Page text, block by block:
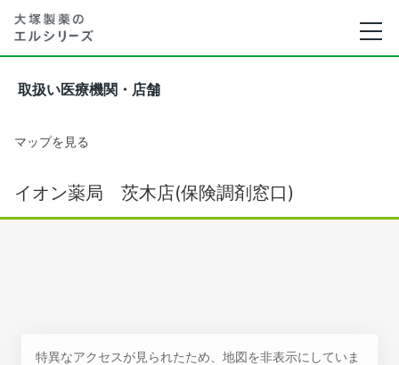
取扱い医療機関・店舗
マップを見る
イオン薬局 茨木店(保険調剤窓口)
特異なアクセスが見られたため、地図を非表示にしていま